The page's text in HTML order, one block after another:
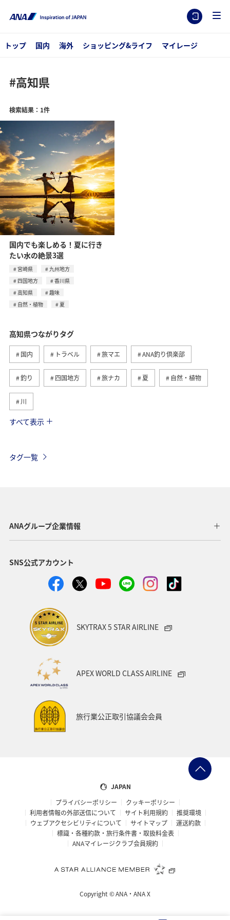
トップ 国内 海外 ショッピング&ライフ マイレージ
#高知県
検索結果：1件
国内でも楽しめる！夏に行き
たい水の絶景3選
宮崎県
九州地方
四国地方
香川県
高知県
趣味
自然・植物
夏
高知県つながりタグ
国内 トラベル 旅マエ ANA釣り倶楽部
釣り 四国地方 旅ナカ 夏 自然・植物
川
海 愛媛県
イシダイ アオリイカ イワナ マダイ
クロダイ
すべて表示
タグ一覧
ANAグループ企業情報
SNS公式アカウント
SKYTRAX 5 STAR AIRLINE
APEX WORLD CLASS AIRLINE
旅行業公正取引協議会会員
JAPAN
プライバシーポリシー
クッキーポリシー
利用者情報の外部送信について
サイト利用規約
推奨環境
ウェブアクセシビリティについて
サイトマップ
運送約款
標識・各種約款・旅行条件書・取扱料金表
ANAマイレージクラブ会員規約
Copyright ©ANA・ANA X